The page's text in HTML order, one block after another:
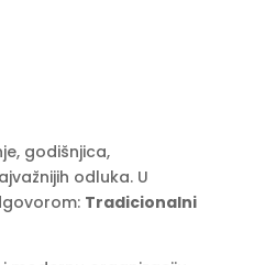
godišnjica,
odluka. U
Tradicionalni